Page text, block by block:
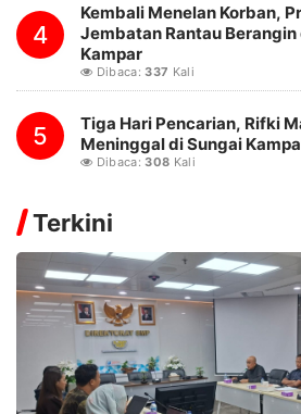
4
Kembali Menelan Korban,
Jembatan Rantau
Kampar
Dibaca:337 Kali
5
Tiga Hari Pencarian, Rifki
Meninggal di Sungai
Dibaca:308 Kali
Terkini